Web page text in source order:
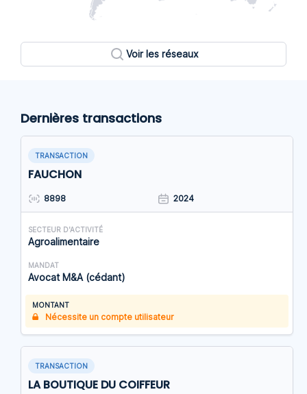
Voir les réseaux
Dernières transactions
TRANSACTION
FAUCHON
8898 2024
SECTEUR D'ACTIVITÉ
Agroalimentaire
MANDAT
Avocat M&A (cédant)
MONTANT
Nécessite un compte utilisateur
TRANSACTION
LA BOUTIQUE DU COIFFEUR